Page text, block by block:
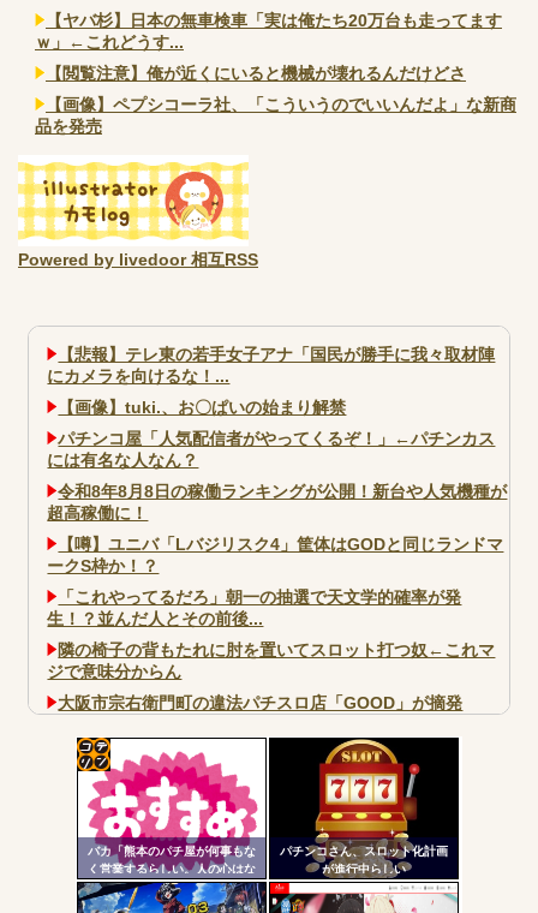
【ヤバ杉】日本の無車検車「実は俺たち20万台も走ってます
ｗ」←これどうす...
【閲覧注意】俺が近くにいると機械が壊れるんだけどさ
【画像】ペプシコーラ社、「こういうのでいいんだよ」な新商
品を発売
Powered by livedoor 相互RSS
【悲報】テレ東の若手女子アナ「国民が勝手に我々取材陣
にカメラを向けるな！...
【画像】tuki.、お〇ぱいの始まり解禁
パチンコ屋「人気配信者がやってくるぞ！」←パチンカス
には有名な人なん？
令和8年8月8日の稼働ランキングが公開！新台や人気機種が
超高稼働に！
【噂】ユニバ「Lバジリスク4」筐体はGODと同じランドマ
ークS枠か！？
「これやってるだろ」朝一の抽選で天文学的確率が発
生！？並んだ人とその前後...
隣の椅子の背もたれに肘を置いてスロット打つ奴←これマ
ジで意味分からん
大阪市宗右衛門町の違法パチスロ店「GOOD」が摘発
パチンコで人気のないキャラを青色担当にするのやめろや
ワイ、パチンコ屋店員の目の前で会員カードを握り潰し
「今までありがとう」と...
無職のパチンコカス(22)なんやが、ワイの人生どれくらい
ヤバいか教えて？...
AngelBeats!とかいうクソアニメの思い出ｗｗｗ
バカ「熊本のパチ屋が何事もな
く営業するらしい。人の心はな
いのか」←なんでも自粛させた
がるヤツって害悪だよな
パチンコさん、スロット化計画
が進行中らしい
コテ
リン
- 固
定リ